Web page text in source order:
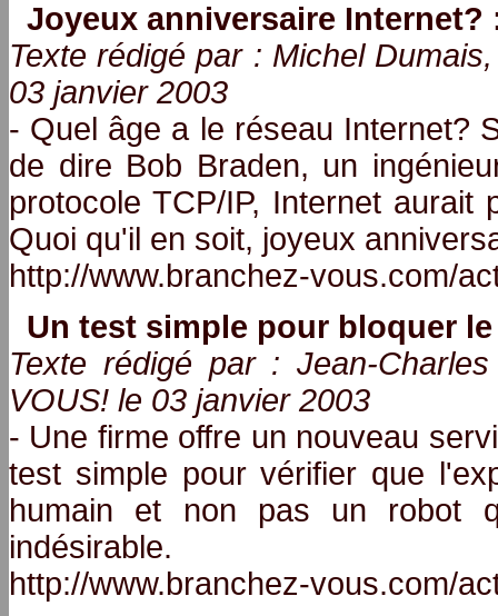
Joyeux anniversaire Internet?
Texte rédigé par : Michel
03 janvier 2003
- Quel âge a le réseau Internet?
de dire Bob Braden, un
protocole TCP/IP, Internet
Quoi qu'il en soit, joyeux
http://www.branchez-vous.com/
Un test simple pour bloquer
Texte rédigé par : Jean-
VOUS! le 03 janvier 2003
- Une firme offre un nouveau
test simple pour vérifier que
humain et non pas un robot
indésirable.
http://www.branchez-vous.com/